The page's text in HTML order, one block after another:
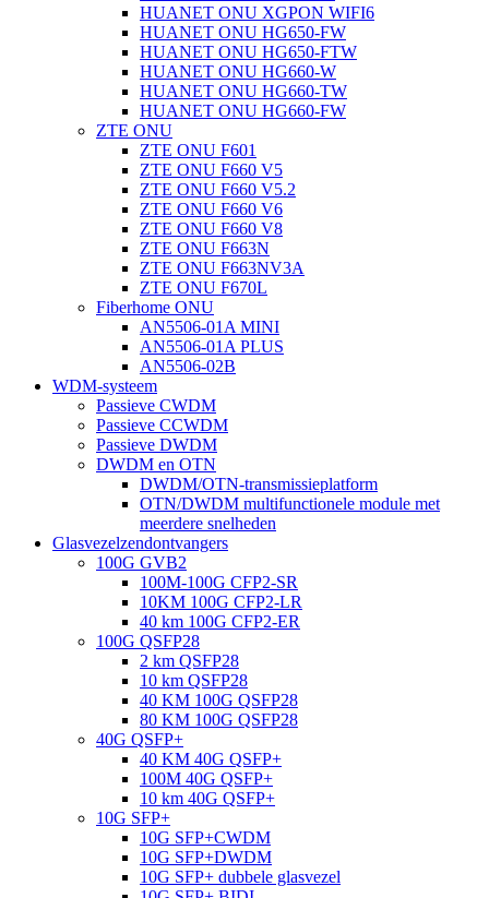
HUANET ONU XGPON WIFI6
HUANET ONU HG650-FW
HUANET ONU HG650-FTW
HUANET ONU HG660-W
HUANET ONU HG660-TW
HUANET ONU HG660-FW
ZTE ONU
ZTE ONU F601
ZTE ONU F660 V5
ZTE ONU F660 V5.2
ZTE ONU F660 V6
ZTE ONU F660 V8
ZTE ONU F663N
ZTE ONU F663NV3A
ZTE ONU F670L
Fiberhome ONU
AN5506-01A MINI
AN5506-01A PLUS
AN5506-02B
WDM-systeem
Passieve CWDM
Passieve CCWDM
Passieve DWDM
DWDM en OTN
DWDM/OTN-transmissieplatform
OTN/DWDM multifunctionele module met
meerdere snelheden
Glasvezelzendontvangers
100G GVB2
100M-100G CFP2-SR
10KM 100G CFP2-LR
40 km 100G CFP2-ER
100G QSFP28
2 km QSFP28
10 km QSFP28
40 KM 100G QSFP28
80 KM 100G QSFP28
40G QSFP+
40 KM 40G QSFP+
100M 40G QSFP+
10 km 40G QSFP+
10G SFP+
10G SFP+CWDM
10G SFP+DWDM
10G SFP+ dubbele glasvezel